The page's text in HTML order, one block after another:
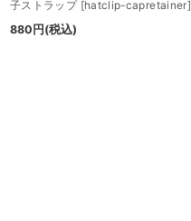
子ストラップ [hatclip-capretainer]
880円(税込)